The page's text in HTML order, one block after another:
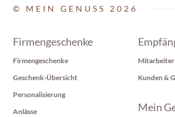
© MEIN GENUSS 2026
Firmengeschenke
Firmengeschenke
Geschenk-Übersicht
Personalisierung
Anlässe
Mitarbeiter
Kunden &
Mein